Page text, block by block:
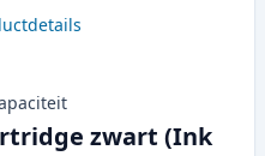
zwart (Ink